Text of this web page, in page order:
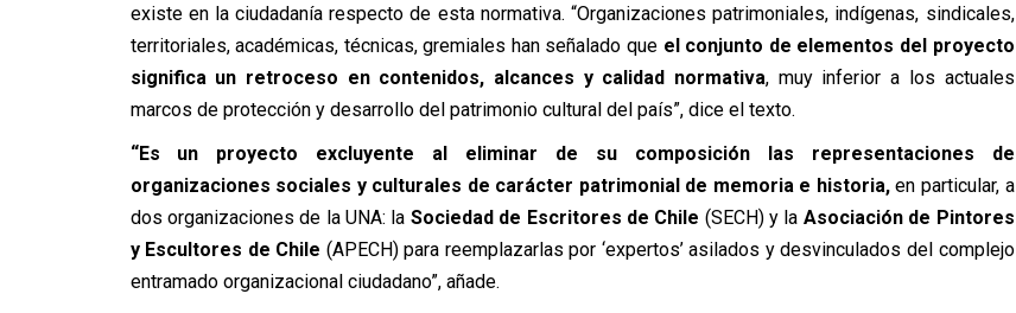
existe en la ciudadanía respecto de esta normativa. “Organizaciones patrimoniales, indígenas, sindicales,
territoriales, académicas, técnicas, gremiales han señalado que el conjunto de elementos del proyecto
significa un retroceso en contenidos, alcances y calidad normativa, muy inferior a los actuales
marcos de protección y desarrollo del patrimonio cultural del país”, dice el texto.
“Es un proyecto excluyente al eliminar de su composición las representaciones de
organizaciones sociales y culturales de carácter patrimonial de memoria e historia,en particular, a
dos organizaciones de la UNA: la Sociedad de Escritores de Chile (SECH) y la Asociación de Pintores
y Escultores de Chile (APECH) para reemplazarlas por ‘expertos’ asilados y desvinculados del complejo
entramado organizacional ciudadano”, añade.